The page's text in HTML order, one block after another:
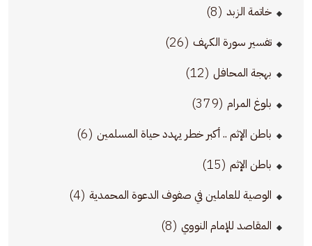
خاتمة الزبد (8)
تفسير سورة الكهف (26)
بهجة المحافل (12)
بلوغ المرام (379)
باطن الإثم .. أكبر خطر يهدد حياة المسلمين (6)
باطن الإثم (15)
الوصية للعاملين في صفوف الدعوة المحمدية (4)
المقاصد للإمام النووي (8)